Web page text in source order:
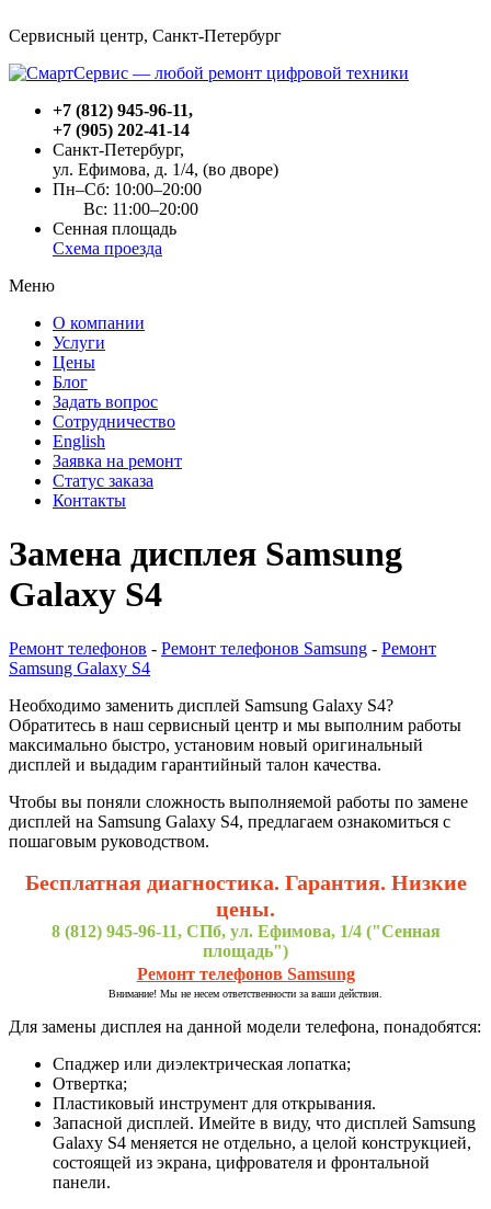
Сервисный центр, Cанкт-Петербург
+7 (812) 945-96-11,
+7 (905) 202-41-14
Санкт-Петербург,
ул. Ефимова, д. 1/4, (во дворе)
Пн–Сб: 10:00–20:00
Вс: 11:00–20:00
Сенная площадь
Схема проезда
Меню
О компании
Услуги
Цены
Блог
Задать вопрос
Сотрудничество
English
Заявка на ремонт
Статус заказа
Контакты
Замена дисплея Samsung
Galaxy S4
Ремонт телефонов - Ремонт телефонов Samsung - Ремонт
Samsung Galaxy S4
Необходимо заменить дисплей Samsung Galaxy S4?
Обратитесь в наш сервисный центр и мы выполним работы
максимально быстро, установим новый оригинальный
дисплей и выдадим гарантийный талон качества.
Чтобы вы поняли сложность выполняемой работы по замене
дисплей на Samsung Galaxy S4, предлагаем ознакомиться с
пошаговым руководством.
Бесплатная диагностика. Гарантия. Низкие
цены.
8 (812) 945-96-11, СПб, ул. Ефимова, 1/4 ("Сенная
площадь")
Ремонт телефонов Samsung
Внимание! Мы не несем ответственности за ваши действия.
Для замены дисплея на данной модели телефона, понадобятся:
Спаджер или диэлектрическая лопатка;
Отвертка;
Пластиковый инструмент для открывания.
Запасной дисплей. Имейте в виду, что дисплей Samsung
Galaxy S4 меняется не отдельно, а целой конструкцией,
состоящей из экрана, цифрователя и фронтальной
панели.